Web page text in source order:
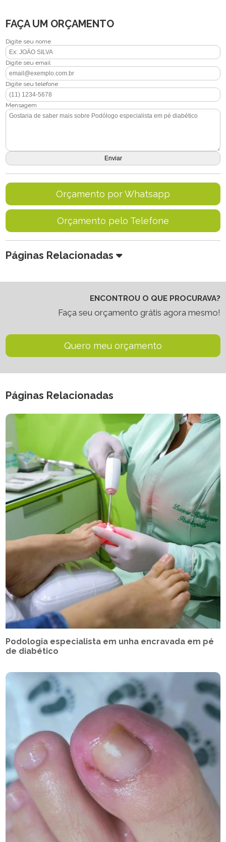
FAÇA UM ORÇAMENTO
Digite seu nome
Digite seu email
Digite seu telefone
Mensagem
Orçamento por Whatsapp
Orçamento pelo Telefone
Páginas Relacionadas
ENCONTROU O QUE PROCURAVA?
Faça seu orçamento grátis agora mesmo!
Quero meu orçamento
Páginas Relacionadas
Podologia especialista em unha encravada em pé
de diabético